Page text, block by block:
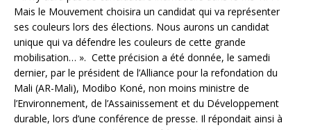
Mais le Mouvement choisira un candidat qui va représenter
ses couleurs lors des élections. Nous aurons un candidat
unique qui va défendre les couleurs de cette grande
mobilisation… ». Cette précision a été donnée, le samedi
dernier, par le président de l’Alliance pour la refondation du
Mali (AR-Mali), Modibo Koné, non moins ministre de
l’Environnement, de l’Assainissement et du Développement
durable, lors d’une conférence de presse. Il répondait ainsi à